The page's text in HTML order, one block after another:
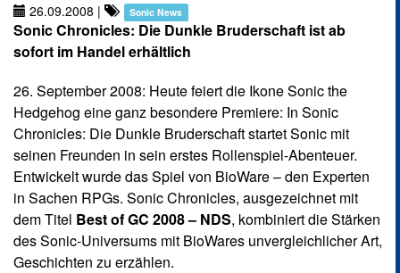
26.09.2008 | Sonic News
Sonic Chronicles: Die Dunkle Bruderschaft ist ab
sofort im Handel erhältlich
26. September 2008: Heute feiert die Ikone Sonic the
Hedgehog eine ganz besondere Premiere: In Sonic
Chronicles: Die Dunkle Bruderschaft startet Sonic mit
seinen Freunden in sein erstes Rollenspiel-Abenteuer.
Entwickelt wurde das Spiel von BioWare – den Experten
in Sachen RPGs. Sonic Chronicles, ausgezeichnet mit
dem Titel Best of GC 2008 – NDS, kombiniert die Stärken
des Sonic-Universums mit BioWares unvergleichlicher Art,
Geschichten zu erzählen.